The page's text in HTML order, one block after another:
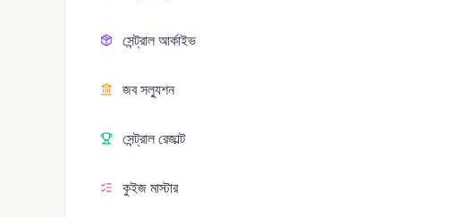
সেন্ট্রাল আর্কাইভ
জব সল্যুশন
সেন্ট্রাল রেজাল্ট
কুইজ মাস্টার